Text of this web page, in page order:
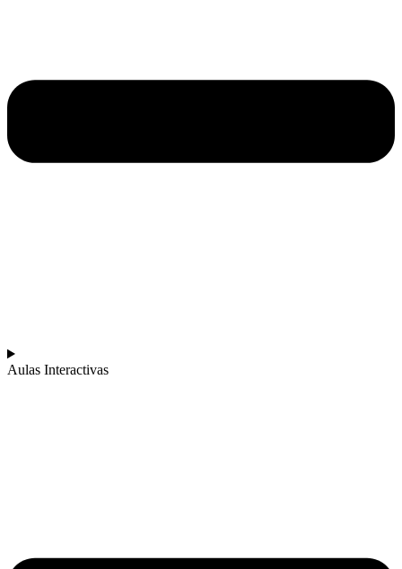
Aulas Interactivas